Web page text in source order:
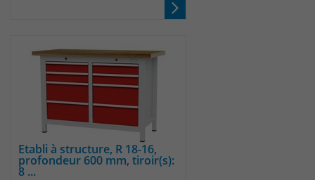
Etabli à structure, R 18-16,
profondeur 600 mm, tiroir(s):
8 ...